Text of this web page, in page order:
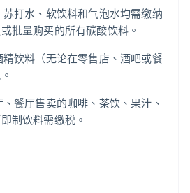
苏打水、软饮料和气泡水均需缴纳
批量购买的所有碳酸饮料。
精饮料（无论在零售店、酒吧或餐
、餐厅售卖的咖啡、茶饮、果汁、
制饮料需缴税。